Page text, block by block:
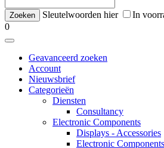
Sleutelwoorden hier
In
0
Geavanceerd zoeken
Account
Nieuwsbrief
Categorieën
Diensten
Consultancy
Electronic Components
Displays - Accessories
Electronic